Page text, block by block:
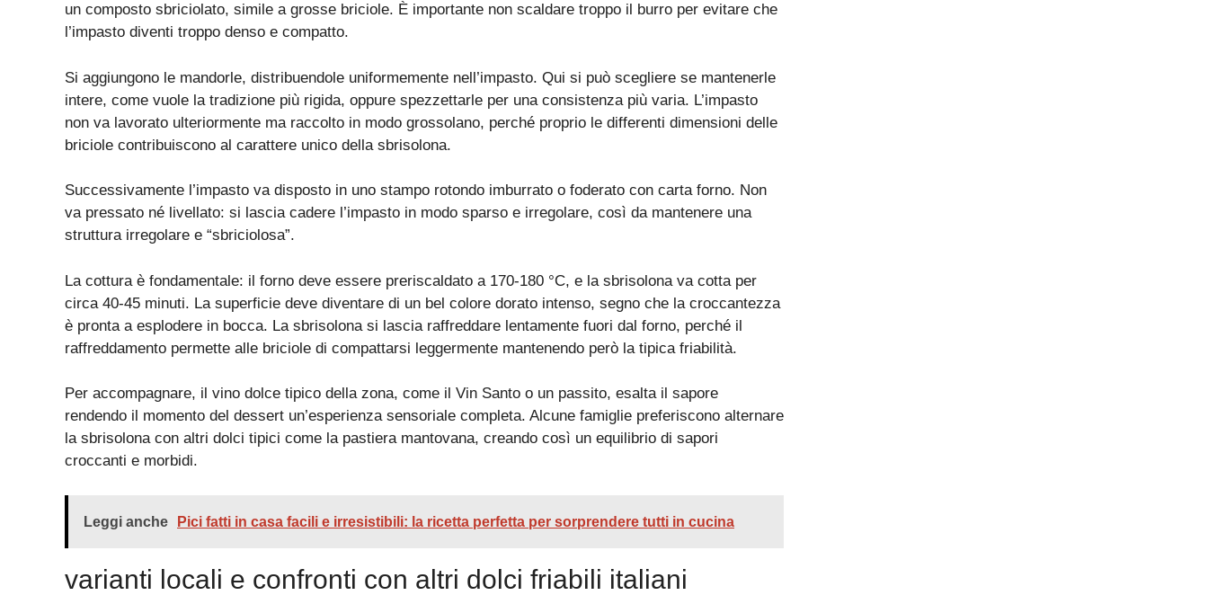
un composto sbriciolato, simile a grosse briciole. È importante non scaldare troppo il burro per evitare che
l’impasto diventi troppo denso e compatto.
Si aggiungono le mandorle, distribuendole uniformemente nell’impasto. Qui si può scegliere se mantenerle
intere, come vuole la tradizione più rigida, oppure spezzettarle per una consistenza più varia. L’impasto
non va lavorato ulteriormente ma raccolto in modo grossolano, perché proprio le differenti dimensioni delle
briciole contribuiscono al carattere unico della sbrisolona.
Successivamente l’impasto va disposto in uno stampo rotondo imburrato o foderato con carta forno. Non
va pressato né livellato: si lascia cadere l’impasto in modo sparso e irregolare, così da mantenere una
struttura irregolare e “sbriciolosa”.
La cottura è fondamentale: il forno deve essere preriscaldato a 170-180 °C, e la sbrisolona va cotta per
circa 40-45 minuti. La superficie deve diventare di un bel colore dorato intenso, segno che la croccantezza
è pronta a esplodere in bocca. La sbrisolona si lascia raffreddare lentamente fuori dal forno, perché il
raffreddamento permette alle briciole di compattarsi leggermente mantenendo però la tipica friabilità.
Per accompagnare, il vino dolce tipico della zona, come il Vin Santo o un passito, esalta il sapore
rendendo il momento del dessert un’esperienza sensoriale completa. Alcune famiglie preferiscono alternare
la sbrisolona con altri dolci tipici come la pastiera mantovana, creando così un equilibrio di sapori
croccanti e morbidi.
Leggi anche Pici fatti in casa facili e irresistibili: la ricetta perfetta per sorprendere tutti in cucina
varianti locali e confronti con altri dolci friabili italiani